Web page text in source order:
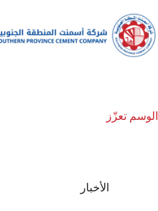
الوسم تعزّز
الأخبار